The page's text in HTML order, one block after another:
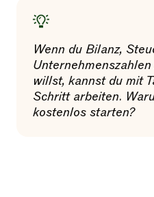
Wenn du Bilanz,
willst, kannst du mit
Schritt arbeiten.
kostenlos starten?